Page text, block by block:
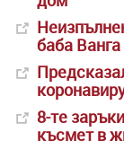
баба Ванга
8-те
късмет в